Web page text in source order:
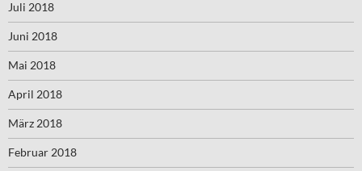
Juli 2018
Juni 2018
Mai 2018
April 2018
März 2018
Februar 2018